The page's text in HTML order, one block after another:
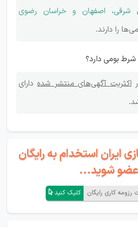
شرقی، اصفهان و خراسان رضوی
را دارند.
شرط بومی دارد؟
اکثریت آگهی‌های منتشر شدهدارای
ایران استخدام به رایگان
عضو شوید...
کاری رایگان کلیک کنید